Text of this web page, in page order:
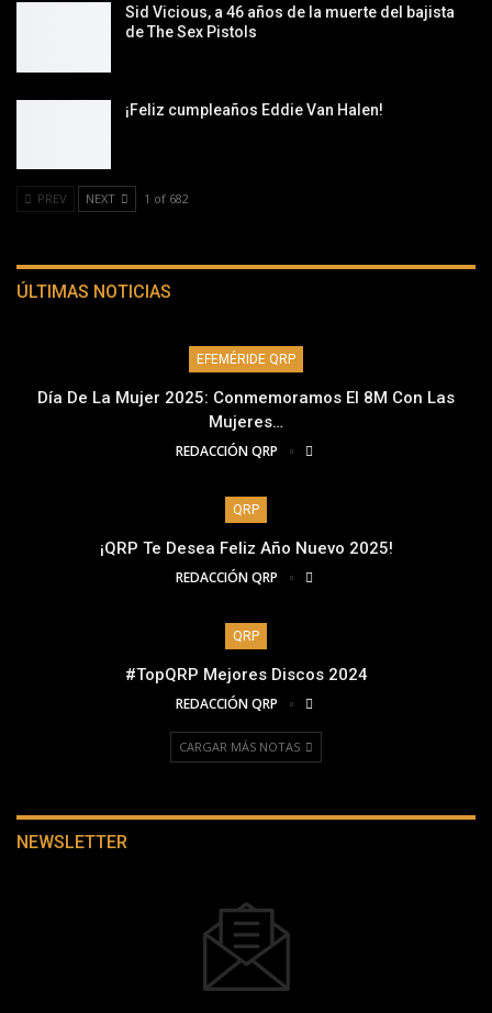
Sid Vicious, a 46 años de la muerte del bajista
de The Sex Pistols
¡Feliz cumpleaños Eddie Van Halen!
PREV NEXT 1 of 682
ÚLTIMAS NOTICIAS
EFEMÉRIDE QRP
Día De La Mujer 2025: Conmemoramos El 8M Con Las
Mujeres…
REDACCIÓN QRP
QRP
¡QRP Te Desea Feliz Año Nuevo 2025!
REDACCIÓN QRP
QRP
#TopQRP Mejores Discos 2024
REDACCIÓN QRP
CARGAR MÁS NOTAS
NEWSLETTER